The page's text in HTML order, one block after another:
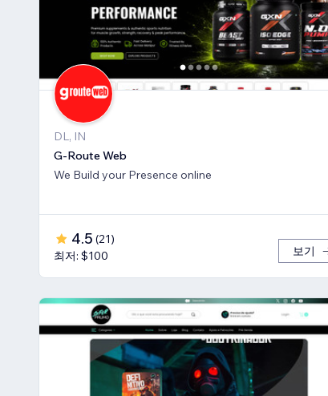
DL, IN
G-Route Web
We Build your Presence online
4.5 (21)
최저: $100
보기